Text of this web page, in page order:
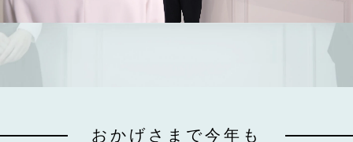
おかげさまで今年も